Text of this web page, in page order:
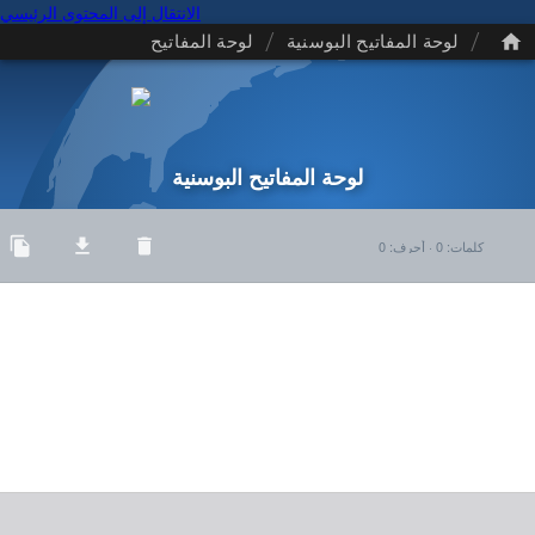
الانتقال إلى المحتوى الرئيسي
/ لوحة المفاتيح البوسنية / لوحة المفاتيح
لوحة المفاتيح البوسنية
كلمات:
0
· أحرف:
0